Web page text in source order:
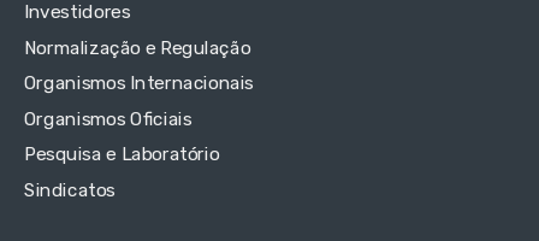
Investidores
Normalização e Regulação
Organismos Internacionais
Organismos Oficiais
Pesquisa e Laboratório
Sindicatos